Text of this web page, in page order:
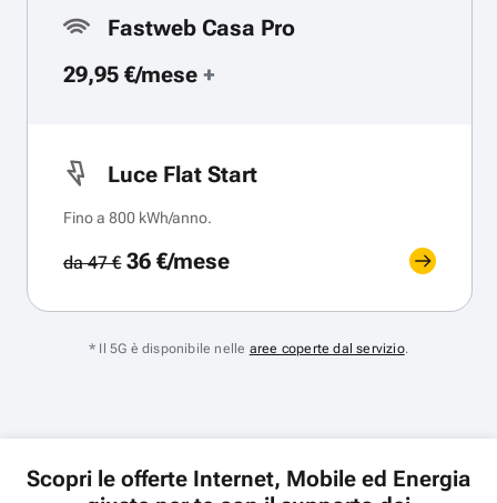
Fastweb Casa Pro
29,95 €/mese +
Luce Flat Start
Fino a 800 kWh/anno.
da 47 €36 €/mese
* Il 5G è disponibile nelle aree coperte dal servizio.
Scopri le offerte Internet, Mobile ed Energia